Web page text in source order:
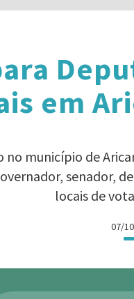
em
município de
senador,
locais de
07/